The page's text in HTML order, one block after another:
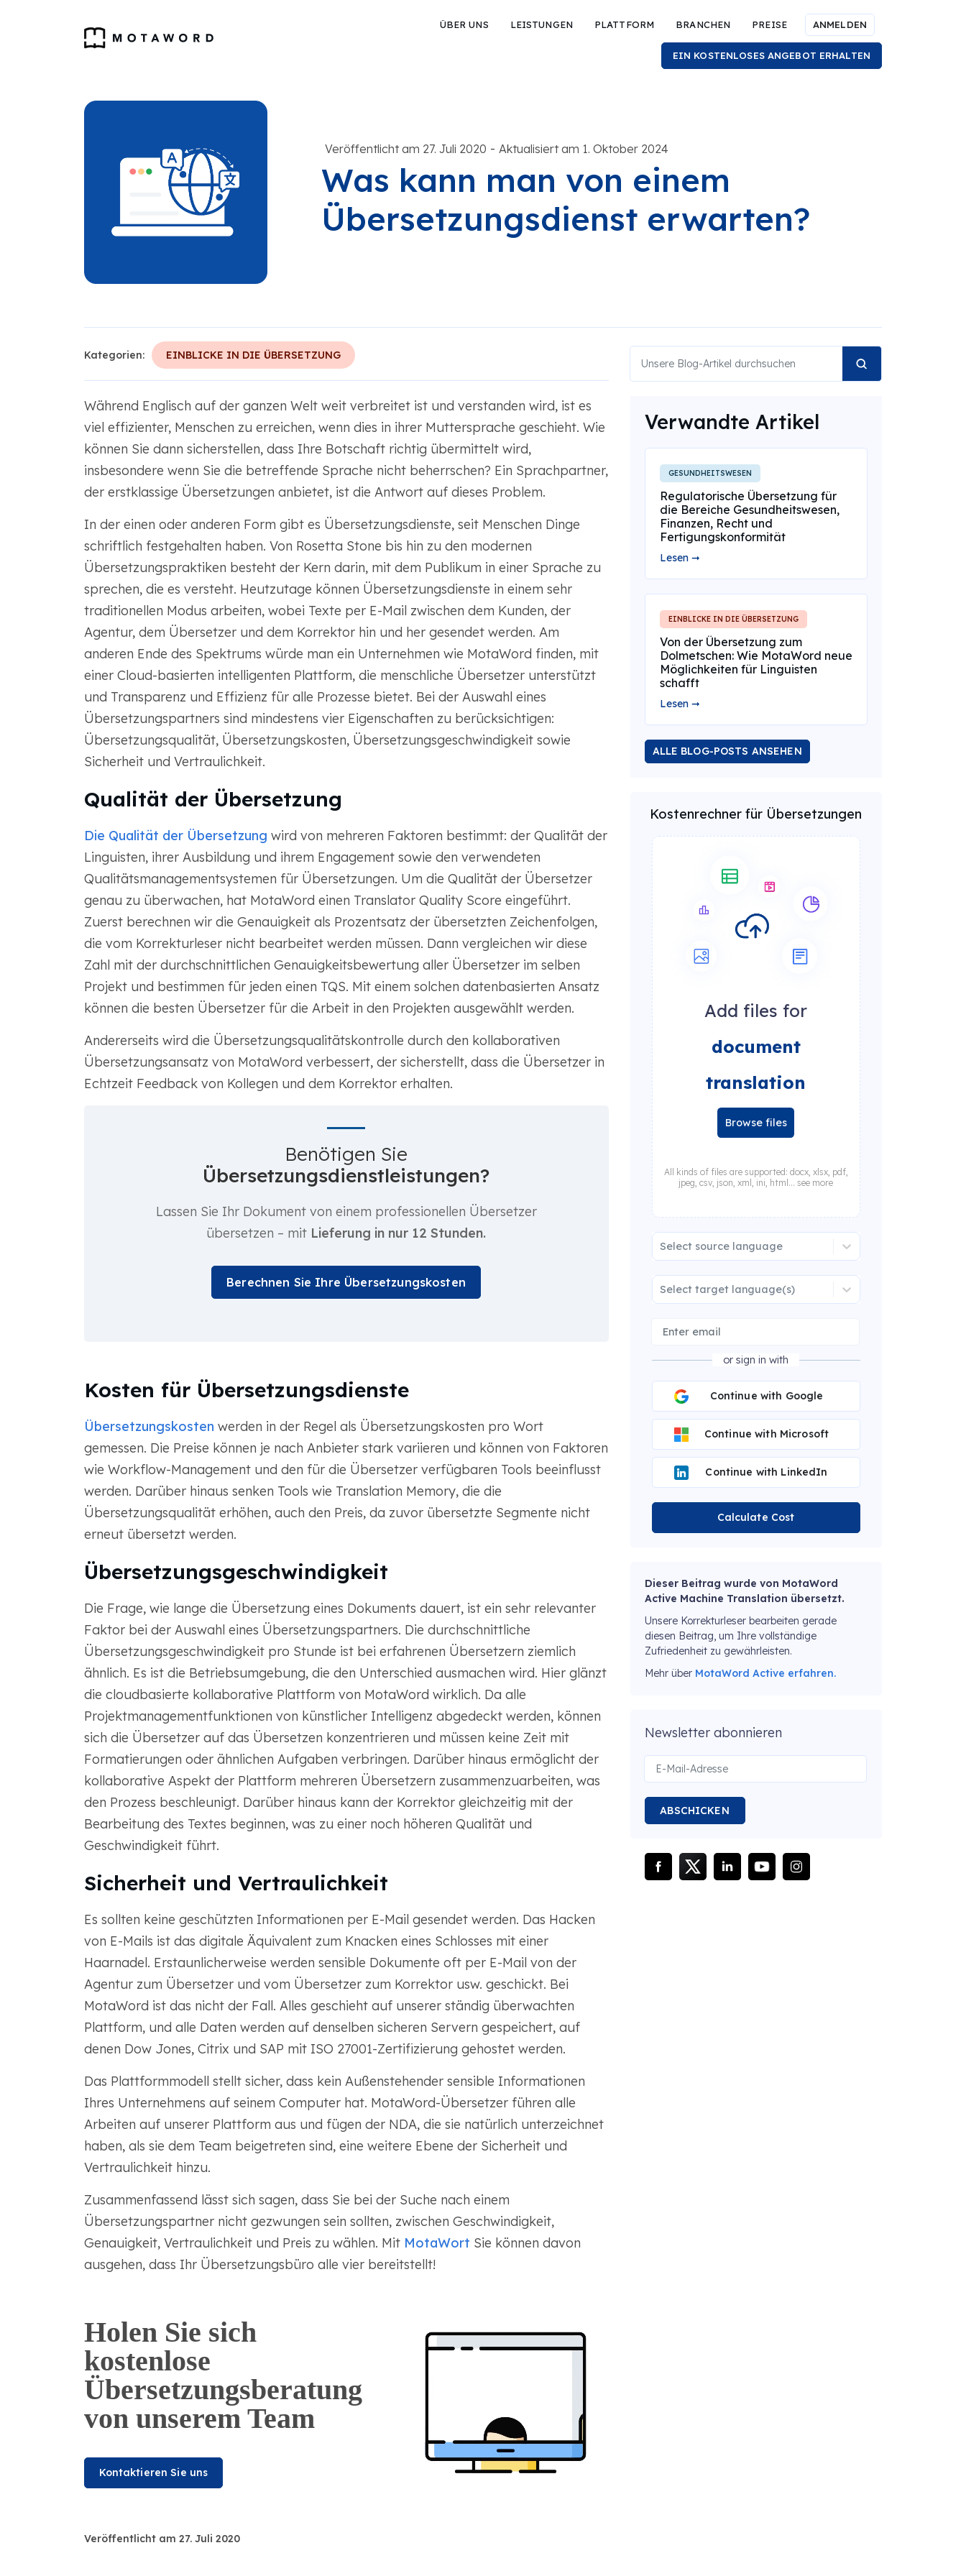
ÜBER UNS LEISTUNGEN PLATTFORM BRANCHEN PREISE ANMELDEN
EIN KOSTENLOSES ANGEBOT ERHALTEN
Veröffentlicht am 27. Juli 2020 - Aktualisiert am 1. Oktober 2024
Was kann man von einem
Übersetzungsdienst erwarten?
Kategorien: EINBLICKE IN DIE ÜBERSETZUNG
Während Englisch auf der ganzen Welt weit verbreitet ist und verstanden wird, ist es
viel effizienter, Menschen zu erreichen, wenn dies in ihrer Muttersprache geschieht. Wie
können Sie dann sicherstellen, dass Ihre Botschaft richtig übermittelt wird,
insbesondere wenn Sie die betreffende Sprache nicht beherrschen? Ein Sprachpartner,
der erstklassige Übersetzungen anbietet, ist die Antwort auf dieses Problem.
In der einen oder anderen Form gibt es Übersetzungsdienste, seit Menschen Dinge
schriftlich festgehalten haben. Von Rosetta Stone bis hin zu den modernen
Übersetzungspraktiken besteht der Kern darin, mit dem Publikum in einer Sprache zu
sprechen, die es versteht. Heutzutage können Übersetzungsdienste in einem sehr
traditionellen Modus arbeiten, wobei Texte per E-Mail zwischen dem Kunden, der
Agentur, dem Übersetzer und dem Korrektor hin und her gesendet werden. Am
anderen Ende des Spektrums würde man ein Unternehmen wie MotaWord finden, mit
einer Cloud-basierten intelligenten Plattform, die menschliche Übersetzer unterstützt
und Transparenz und Effizienz für alle Prozesse bietet. Bei der Auswahl eines
Übersetzungspartners sind mindestens vier Eigenschaften zu berücksichtigen:
Übersetzungsqualität, Übersetzungskosten, Übersetzungsgeschwindigkeit sowie
Sicherheit und Vertraulichkeit.
Qualität der Übersetzung
Die Qualität der Übersetzung wird von mehreren Faktoren bestimmt: der Qualität der
Linguisten, ihrer Ausbildung und ihrem Engagement sowie den verwendeten
Qualitätsmanagementsystemen für Übersetzungen. Um die Qualität der Übersetzer
genau zu überwachen, hat MotaWord einen Translator Quality Score eingeführt.
Zuerst berechnen wir die Genauigkeit als Prozentsatz der übersetzten Zeichenfolgen,
die vom Korrekturleser nicht bearbeitet werden müssen. Dann vergleichen wir diese
Zahl mit der durchschnittlichen Genauigkeitsbewertung aller Übersetzer im selben
Projekt und bestimmen für jeden einen TQS. Mit einem solchen datenbasierten Ansatz
können die besten Übersetzer für die Arbeit in den Projekten ausgewählt werden.
Andererseits wird die Übersetzungsqualitätskontrolle durch den kollaborativen
Übersetzungsansatz von MotaWord verbessert, der sicherstellt, dass die Übersetzer in
Echtzeit Feedback von Kollegen und dem Korrektor erhalten.
Benötigen Sie
Übersetzungsdienstleistungen?
Lassen Sie Ihr Dokument von einem professionellen Übersetzer
übersetzen – mit Lieferung in nur 12 Stunden.
Berechnen Sie Ihre Übersetzungskosten
Kosten für Übersetzungsdienste
Übersetzungskosten werden in der Regel als Übersetzungskosten pro Wort
gemessen. Die Preise können je nach Anbieter stark variieren und können von Faktoren
wie Workflow-Management und den für die Übersetzer verfügbaren Tools beeinflusst
werden. Darüber hinaus senken Tools wie Translation Memory, die die
Übersetzungsqualität erhöhen, auch den Preis, da zuvor übersetzte Segmente nicht
erneut übersetzt werden.
Übersetzungsgeschwindigkeit
Die Frage, wie lange die Übersetzung eines Dokuments dauert, ist ein sehr relevanter
Faktor bei der Auswahl eines Übersetzungspartners. Die durchschnittliche
Übersetzungsgeschwindigkeit pro Stunde ist bei erfahrenen Übersetzern ziemlich
ähnlich. Es ist die Betriebsumgebung, die den Unterschied ausmachen wird. Hier glänzt
die cloudbasierte kollaborative Plattform von MotaWord wirklich. Da alle
Projektmanagementfunktionen von künstlicher Intelligenz abgedeckt werden, können
sich die Übersetzer auf das Übersetzen konzentrieren und müssen keine Zeit mit
Formatierungen oder ähnlichen Aufgaben verbringen. Darüber hinaus ermöglicht der
kollaborative Aspekt der Plattform mehreren Übersetzern zusammenzuarbeiten, was
den Prozess beschleunigt. Darüber hinaus kann der Korrektor gleichzeitig mit der
Bearbeitung des Textes beginnen, was zu einer noch höheren Qualität und
Geschwindigkeit führt.
Sicherheit und Vertraulichkeit
Es sollten keine geschützten Informationen per E-Mail gesendet werden. Das Hacken
von E-Mails ist das digitale Äquivalent zum Knacken eines Schlosses mit einer
Haarnadel. Erstaunlicherweise werden sensible Dokumente oft per E-Mail von der
Agentur zum Übersetzer und vom Übersetzer zum Korrektor usw. geschickt. Bei
MotaWord ist das nicht der Fall. Alles geschieht auf unserer ständig überwachten
Plattform, und alle Daten werden auf denselben sicheren Servern gespeichert, auf
denen Dow Jones, Citrix und SAP mit ISO 27001-Zertifizierung gehostet werden.
Das Plattformmodell stellt sicher, dass kein Außenstehender sensible Informationen
Ihres Unternehmens auf seinem Computer hat. MotaWord-Übersetzer führen alle
Arbeiten auf unserer Plattform aus und fügen der NDA, die sie natürlich unterzeichnet
haben, als sie dem Team beigetreten sind, eine weitere Ebene der Sicherheit und
Vertraulichkeit hinzu.
Zusammenfassend lässt sich sagen, dass Sie bei der Suche nach einem
Übersetzungspartner nicht gezwungen sein sollten, zwischen Geschwindigkeit,
Genauigkeit, Vertraulichkeit und Preis zu wählen. MitMotaWort Sie können davon
ausgehen, dass Ihr Übersetzungsbüro alle vier bereitstellt!
Holen Sie sich
kostenlose
Übersetzungsberatung
von unserem Team
Kontaktieren Sie uns
Veröffentlicht am 27. Juli 2020
Verwandte Artikel
GESUNDHEITSWESEN
Regulatorische Übersetzung für
die Bereiche Gesundheitswesen,
Finanzen, Recht und
Fertigungskonformität
Lesen ➞
EINBLICKE IN DIE ÜBERSETZUNG
Von der Übersetzung zum
Dolmetschen: Wie MotaWord neue
Möglichkeiten für Linguisten
schafft
Lesen ➞
ALLE BLOG-POSTS ANSEHEN
Kostenrechner für Übersetzungen
Add files for
document
translation
Browse files
All kinds of files are supported: docx, xlsx, pdf,
jpeg, csv, json, xml, ini, html... see more
Select source language
Select target language(s)
or sign in with
Continue with Google
Continue with Microsoft
Continue with LinkedIn
Calculate Cost
Dieser Beitrag wurde von MotaWord
Active Machine Translation übersetzt.
Unsere Korrekturleser bearbeiten gerade
diesen Beitrag, um Ihre vollständige
Zufriedenheit zu gewährleisten.
Mehr über MotaWord Active erfahren.
Newsletter abonnieren
ABSCHICKEN